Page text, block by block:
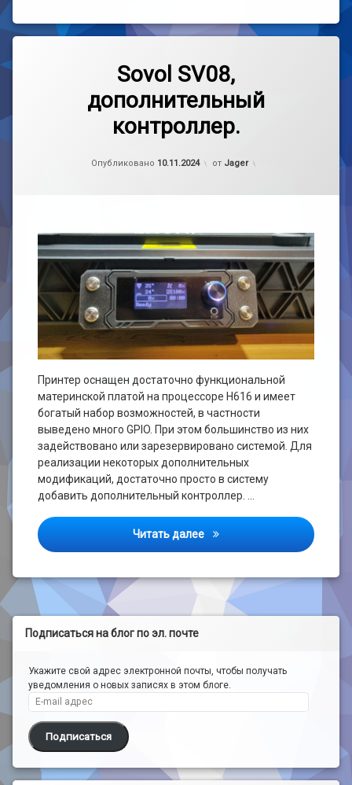
Sovol SV08,
дополнительный
контроллер.
Опубликовано 10.11.2024
Обновлено на
от Jager
Принтер оснащен достаточно функциональной
материнской платой на процессоре H616 и имеет
богатый набор возможностей, в частности
выведено много GPIO. При этом большинство из них
задействовано или зарезервировано системой. Для
реализации некоторых дополнительных
модификаций, достаточно просто в систему
добавить дополнительный контроллер. …
Читать далее Sovol SV08,
Подписаться на блог по эл. почте
Укажите свой адрес электронной почты, чтобы получать
уведомления о новых записях в этом блоге.
E-mail адрес
Подписаться